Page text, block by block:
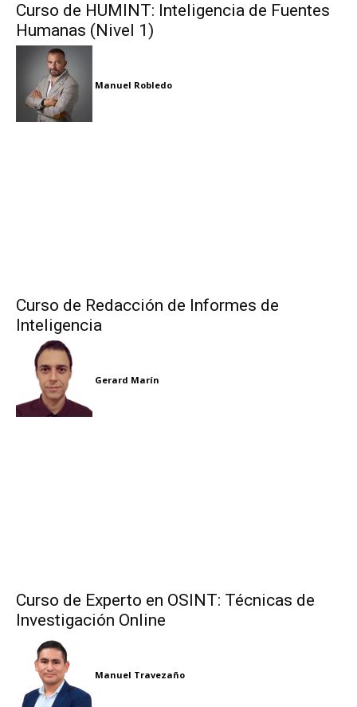
Curso de HUMINT: Inteligencia de Fuentes
Humanas (Nivel 1)
Manuel Robledo
Curso de Redacción de Informes de
Inteligencia
Gerard Marín
Curso de Experto en OSINT: Técnicas de
Investigación Online
Manuel Travezaño